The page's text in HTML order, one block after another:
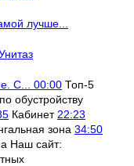
лучше...
С... 00:00 Топ-5
обустройству
Кабинет 22:23
зона 34:50
Наш сайт: